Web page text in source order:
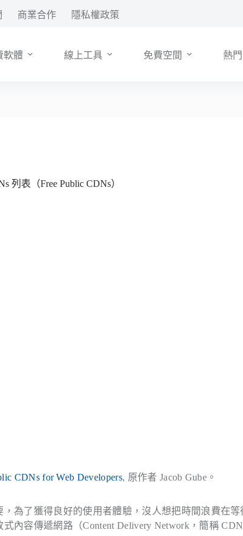
商業合作 隱私權政策
軟體 線上工具 免費空間 熱
列表（Free Public CDNs）
CDNs for Web Developers, 原作者 Jacob Gube。
為了獲得良好的使用者體驗，沒人想把時間浪費在
內容傳遞網路（Content Delivery Network，簡稱